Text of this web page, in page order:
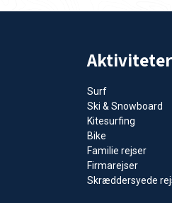
Aktiviteter
Surf
Ski & Snowboard
Kitesurfing
Bike
Familie rejser
Firmarejser
Skræddersyede